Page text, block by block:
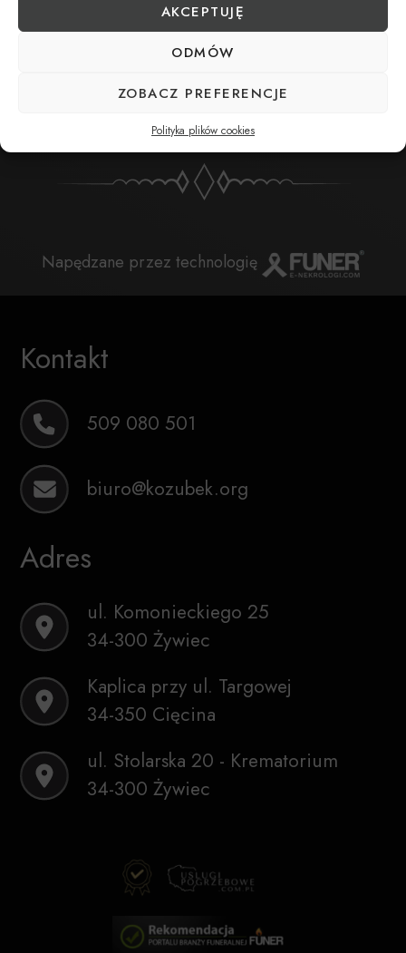
AKCEPTUJĘ
ODMÓW
ZOBACZ PREFERENCJE
Polityka plików cookies
UDOSTĘPNIJ NEKROLOG
POBIERZ POWIADOMIENIE SMS
Napędzane przez technologię
Kontakt
509 080 501
biuro@kozubek.org
Adres
ul. Komonieckiego 25
34-300 Żywiec
Kaplica przy ul. Targowej
34-350 Cięcina
ul. Stolarska 20 - Krematorium
34-300 Żywiec